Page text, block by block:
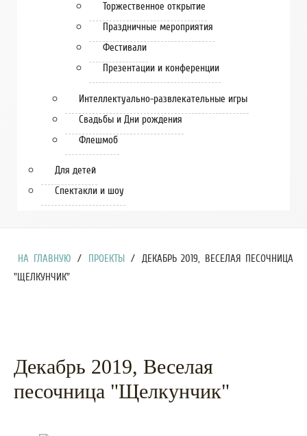
Торжественное открытие
Праздничные мероприятия
Фестивали
Презентации и конференции
Интеллектуально-развлекательные игры
Свадьбы и Дни рождения
Флешмоб
Для детей
Спектакли и шоу
НА ГЛАВНУЮ / ПРОЕКТЫ /
ДЕКАБРЬ 2019, ВЕСЕЛАЯ ПЕСОЧНИЦА
"ЩЕЛКУНЧИК"
Декабрь 2019, Веселая
песочница "Щелкунчик"